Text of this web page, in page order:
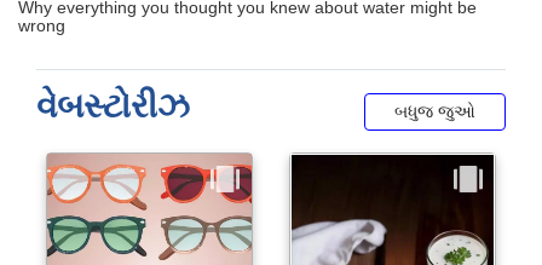
વેબસ્ટોરીઝ બધુજ જુઓ